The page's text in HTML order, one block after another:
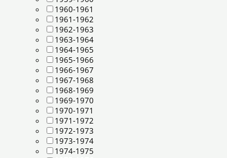
1960-1961
1961-1962
1962-1963
1963-1964
1964-1965
1965-1966
1966-1967
1967-1968
1968-1969
1969-1970
1970-1971
1971-1972
1972-1973
1973-1974
1974-1975